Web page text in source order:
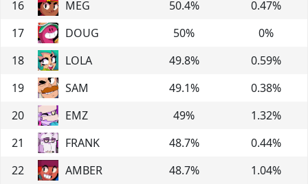
16 MEG 50.4% 0.47%
17
DOUG 50% 0%
18
LOLA 49.8% 0.59%
19
SAM 49.1% 0.38%
20
EMZ 49% 1.32%
21
FRANK 48.7% 0.44%
22
AMBER 48.7% 1.04%